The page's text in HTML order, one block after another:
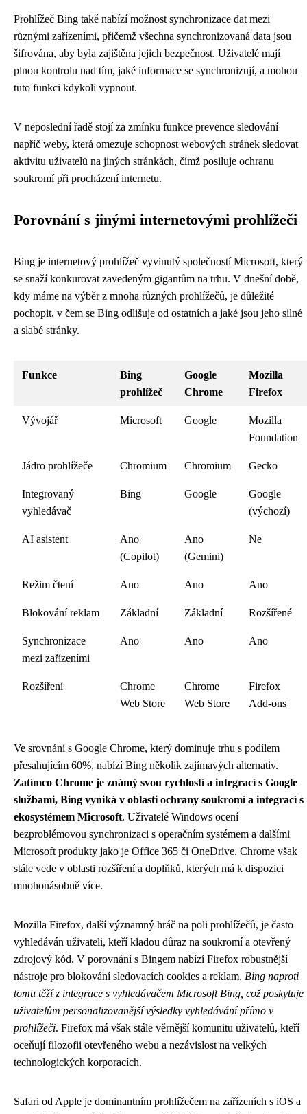
Prohlížeč Bing také nabízí možnost synchronizace dat mezi
různými zařízeními, přičemž všechna synchronizovaná data jsou
šifrována, aby byla zajištěna jejich bezpečnost. Uživatelé mají
plnou kontrolu nad tím, jaké informace se synchronizují, a mohou
tuto funkci kdykoli vypnout.
V neposlední řadě stojí za zmínku funkce prevence sledování
napříč weby, která omezuje schopnost webových stránek sledovat
aktivitu uživatelů na jiných stránkách, čímž posiluje ochranu
soukromí při procházení internetu.
Porovnání s jinými internetovými prohlížeči
Bing je internetový prohlížeč vyvinutý společností Microsoft, který
se snaží konkurovat zavedeným gigantům na trhu. V dnešní době,
kdy máme na výběr z mnoha různých prohlížečů, je důležité
pochopit, v čem se Bing odlišuje od ostatních a jaké jsou jeho silné
a slabé stránky.
Funkce
Bing
prohlížeč
Google
Chrome
Mozilla
Firefox
Vývojář Microsoft Google
Mozilla
Foundation
Jádro prohlížeče Chromium Chromium Gecko
Integrovaný
vyhledávač
Bing Google
Google
(výchozí)
AI asistent
Ano
(Copilot)
Ano
(Gemini)
Ne
Režim čtení Ano Ano Ano
Blokování reklam Základní Základní Rozšířené
Synchronizace
mezi zařízeními
Ano Ano Ano
Rozšíření
Chrome
Web Store
Chrome
Web Store
Firefox
Add-ons
Ve srovnání s Google Chrome, který dominuje trhu s podílem
přesahujícím 60%, nabízí Bing několik zajímavých alternativ.
Zatímco Chrome je známý svou rychlostí a integrací s Google
službami, Bing vyniká v oblasti ochrany soukromí a integrací s
ekosystémem Microsoft. Uživatelé Windows ocení
bezproblémovou synchronizaci s operačním systémem a dalšími
Microsoft produkty jako je Office 365 či OneDrive. Chrome však
stále vede v oblasti rozšíření a doplňků, kterých má k dispozici
mnohonásobně více.
Mozilla Firefox, další významný hráč na poli prohlížečů, je často
vyhledáván uživateli, kteří kladou důraz na soukromí a otevřený
zdrojový kód. V porovnání s Bingem nabízí Firefox robustnější
nástroje pro blokování sledovacích cookies a reklam. Bing naproti
tomu těží z integrace s vyhledávačem Microsoft Bing, což poskytuje
uživatelům personalizovanější výsledky vyhledávání přímo v
prohlížeči. Firefox má však stále věrnější komunitu uživatelů, kteří
oceňují filozofii otevřeného webu a nezávislost na velkých
technologických korporacích.
Safari od Apple je dominantním prohlížečem na zařízeních s iOS a